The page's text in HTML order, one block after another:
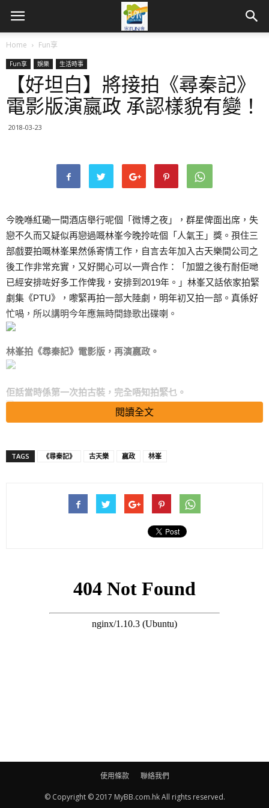
Home Fun享
Fun享 娛樂 生活時事
【好坦白】將接拍《尋秦記》
電影版演嬴政 承認樣貌有變！
2018-03-23
今晚喺紅磡一間酒店舉行呢個「微博之夜」，群星俾面出席，失
戀不久而又疑似再戀過嘅林峯今晚拎咗個「人氣王」獎。孭住三
部戲要拍嘅林峯果然係寄情工作，自言去年加入古天樂間公司之
後工作非常充實，又好開心可以一齊合作：「加盟之後冇耐佢哋
已經安排咗好多工作俾我，安排到2019年。」林峯又話依家拍緊
劇集《PTU》，嚟緊再拍一部大陸劇，明年初又拍一部。真係好
忙喎，所以講明今年應無時間錄歌出碟喇。
林峯拍《尋秦記》電影版，再演嬴政。
佢話當時係第一次拍古裝，完全唔知拍緊乜。
但相信大家最期待嘅畫面，都係電影版《尋秦記》兩師徒再重聚
收到。」至於係咪做番嬴政？佢話：「如果唔係做番之前個角
色……」大家明啦，即係——係囉，又話冇諗過演項少龍：「我
心目中嘅項少龍得古天樂一個，我做番自己個角色先至係觀眾嘅
集體回憶。其實我哋（指加埋宣萱）都係相隔十七年先至再合
之前喺《尋秦記》同依家個look亦一度成為photo hunt對象。
搜尋 Travel
閱讀全文
TAGS 《尋秦記》 古天樂 嬴政 林峯
使用條款 聯絡我們
© Copyright © 2017 MyBB.com.hk All rights reserved.